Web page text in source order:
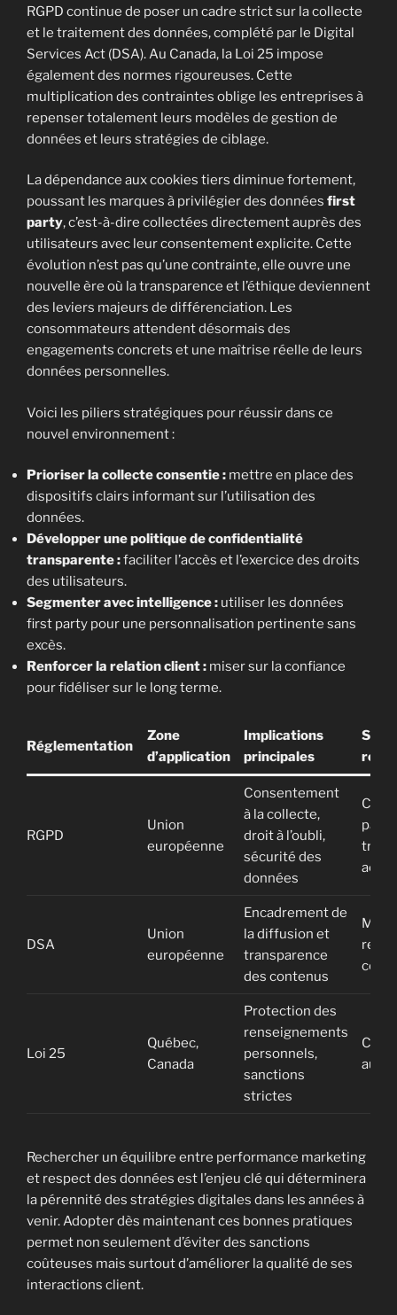
RGPD continue de poser un cadre strict sur la collecte
et le traitement des données, complété par le Digital
Services Act (DSA). Au Canada, la Loi 25 impose
également des normes rigoureuses. Cette
multiplication des contraintes oblige les entreprises à
repenser totalement leurs modèles de gestion de
données et leurs stratégies de ciblage.
La dépendance aux cookies tiers diminue fortement,
poussant les marques à privilégier des données first
party, c’est-à-dire collectées directement auprès des
utilisateurs avec leur consentement explicite. Cette
évolution n’est pas qu’une contrainte, elle ouvre une
nouvelle ère où la transparence et l’éthique deviennent
des leviers majeurs de différenciation. Les
consommateurs attendent désormais des
engagements concrets et une maîtrise réelle de leurs
données personnelles.
Voici les piliers stratégiques pour réussir dans ce
nouvel environnement :
Prioriser la collecte consentie : mettre en place des
dispositifs clairs informant sur l’utilisation des
données.
Développer une politique de confidentialité
transparente :faciliter l’accès et l’exercice des droits
des utilisateurs.
Segmenter avec intelligence : utiliser les données
first party pour une personnalisation pertinente sans
excès.
Renforcer la relation client : miser sur la confiance
pour fidéliser sur le long terme.
Réglementation
Zone
d’application
Implications
principales
RGPD
Union
européenne
Consentement
à la collecte,
droit à l’oubli,
sécurité des
données
party,
DSA
Union
européenne
Encadrement de
la diffusion et
transparence
des contenus
Loi 25
Québec,
Canada
Protection des
renseignements
personnels,
sanctions
strictes
Rechercher un équilibre entre performance marketing
et respect des données est l’enjeu clé qui déterminera
la pérennité des stratégies digitales dans les années à
venir. Adopter dès maintenant ces bonnes pratiques
permet non seulement d’éviter des sanctions
coûteuses mais surtout d’améliorer la qualité de ses
interactions client.